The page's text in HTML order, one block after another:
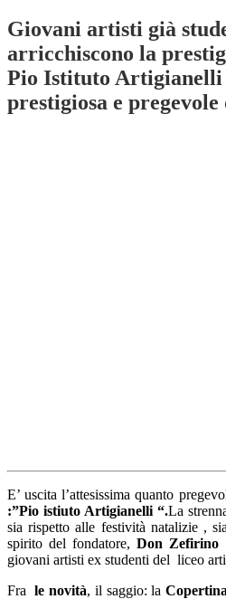
Giovani artisti già
arricchiscono la
Pio Istituto Artigianelli
prestigiosa e
E’ uscita l’attesissima quanto
:”Pio istiuto Artigianelli “.La
sia rispetto alle festività natalizie ,
spirito del fondatore,Don Zefirino
giovani artisti ex studenti del liceo
Frale novità, il saggio: la